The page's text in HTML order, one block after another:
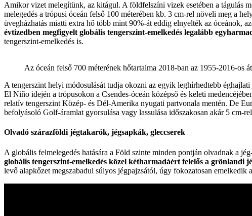
Amikor vizet melegítünk, az kitágul. A földfelszíni vizek esetében a tágulás
melegedés a trópusi óceán felső 100 méterében kb. 3 cm-rel növeli meg a
üvegházhatás miatti extra hő több mint 90%-át eddig elnyelték az óceánok,
évtizedben megfigyelt globális tengerszint-emelkedés legalább
tengerszint-emelkedés is.
Az óceán felső 700 méterének hőtartalma 2018-ban az 1955-2016-os
A tengerszint helyi módosulását tudja okozni az egyik leghírhedtebb éghajlati
El Niño idején a trópusokon a Csendes-óceán középső és keleti
relatív tengerszint Közép- és Dél-Amerika nyugati partvonala mentén. De
befolyásoló Golf-áramlat gyorsulása vagy lassulása időszakosan akár 5 cm-
Olvadó szárazföldi jégtakarók, jégsapkák, gleccserek
A globális felmelegedés hatására a Föld szinte minden pontján olvadnak a
globális tengerszint-emelkedés közel kétharmadáért felelős a grönlandi
levő alapkőzet megszabadul súlyos jégpajzsától, úgy fokozatosan emelkedik